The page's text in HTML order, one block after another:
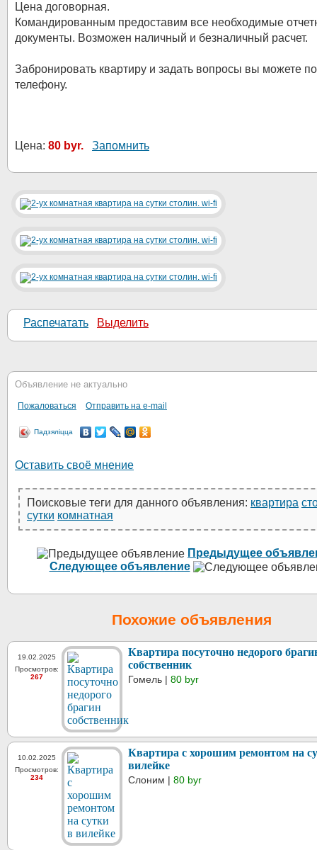
Цена договорная.
Командированным предоставим все необходимые
документы. Возможен наличный и безналичный расчет.
Забронировать квартиру и задать вопросы вы можете по
телефону.
Цена: 80 byr. Запомнить
Распечатать Выделить
Объявление не актуально
Пожаловаться Отправить на e-mail
Падзяліцца
Оставить своё мнение
Поисковые теги для данного объявления: квартира
сутки комнатная
Предыдущее
Следующее объявление
Похожие объявления
19.02.2025
Просмотров:
267
Квартира посуточно недорого
собственник
Гомель | 80 byr
10.02.2025
Просмотров:
234
Квартира с хорошим ремонтом на
вилейке
Слоним | 80 byr